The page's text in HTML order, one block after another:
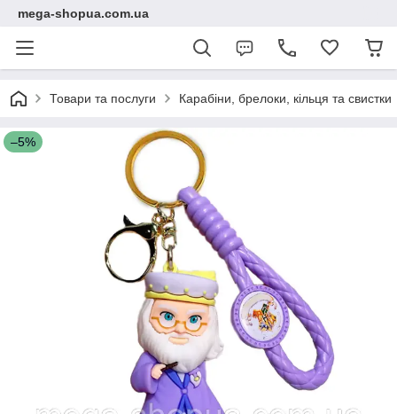
mega-shopua.com.ua
Товари та послуги Карабіни, брелоки, кільця та свистки
–5%